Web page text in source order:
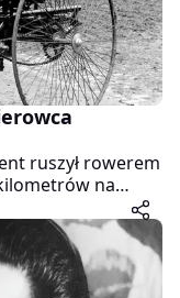
ruszył rowerem
na
obnażyła
innej